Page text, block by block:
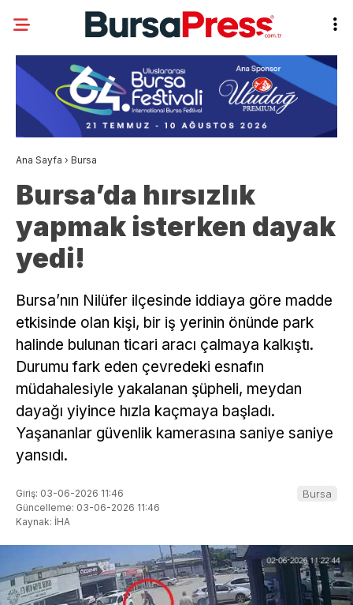
Ana Sayfa › Bursa
Bursa’da hırsızlık
yapmak isterken dayak
yedi!
Bursa’nın Nilüfer ilçesinde iddiaya göre madde
etkisinde olan kişi, bir iş yerinin önünde park
halinde bulunan ticari aracı çalmaya kalkıştı.
Durumu fark eden çevredeki esnafın
müdahalesiyle yakalanan şüpheli, meydan
dayağı yiyince hızla kaçmaya başladı.
Yaşananlar güvenlik kamerasına saniye saniye
yansıdı.
Giriş: 03-06-2026 11:46
Güncelleme: 03-06-2026 11:46
Kaynak: İHA
Bursa